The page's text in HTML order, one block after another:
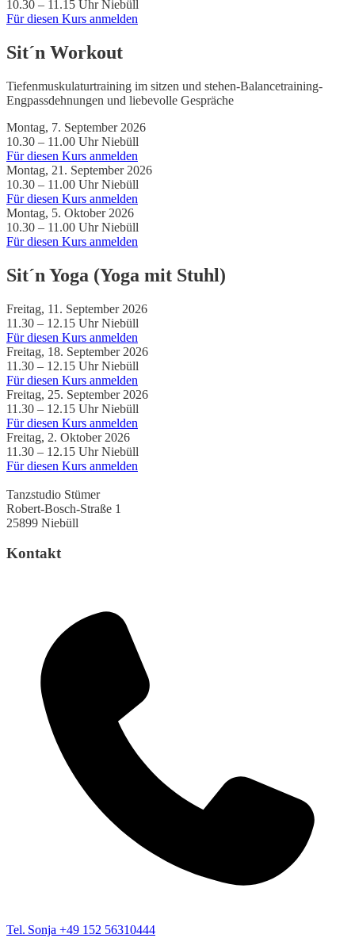
10.30 – 11.15 Uhr Niebüll
Für diesen Kurs anmelden
Sit´n Workout
Tiefenmuskulaturtraining im sitzen und stehen-Balancetraining-
Engpassdehnungen und liebevolle Gespräche
Montag, 7. September 2026
10.30 – 11.00 Uhr Niebüll
Für diesen Kurs anmelden
Montag, 21. September 2026
10.30 – 11.00 Uhr Niebüll
Für diesen Kurs anmelden
Montag, 5. Oktober 2026
10.30 – 11.00 Uhr Niebüll
Für diesen Kurs anmelden
Sit´n Yoga (Yoga mit Stuhl)
Freitag, 11. September 2026
11.30 – 12.15 Uhr Niebüll
Für diesen Kurs anmelden
Freitag, 18. September 2026
11.30 – 12.15 Uhr Niebüll
Für diesen Kurs anmelden
Freitag, 25. September 2026
11.30 – 12.15 Uhr Niebüll
Für diesen Kurs anmelden
Freitag, 2. Oktober 2026
11.30 – 12.15 Uhr Niebüll
Für diesen Kurs anmelden
Tanzstudio Stümer
Robert-Bosch-Straße 1
25899 Niebüll
Kontakt
Tel. Sonja +49 152 56310444